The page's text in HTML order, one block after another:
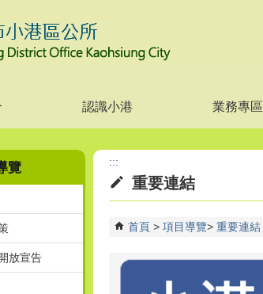
認識小港 業務專區
覽
放宣告
:::
重要連結
首頁 項目導覽 重要連結